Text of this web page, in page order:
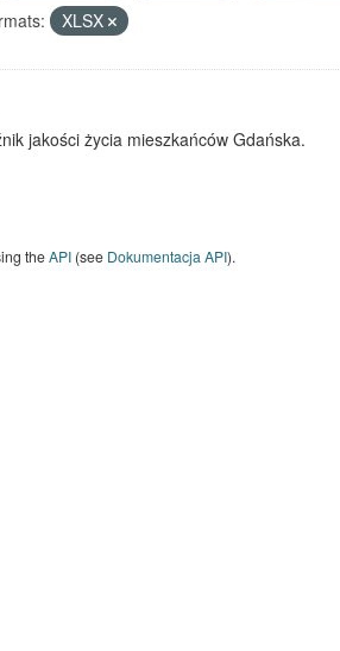
XLSX
jakości życia mieszkańców Gdańska.
theAPI(see Dokumentacja API).